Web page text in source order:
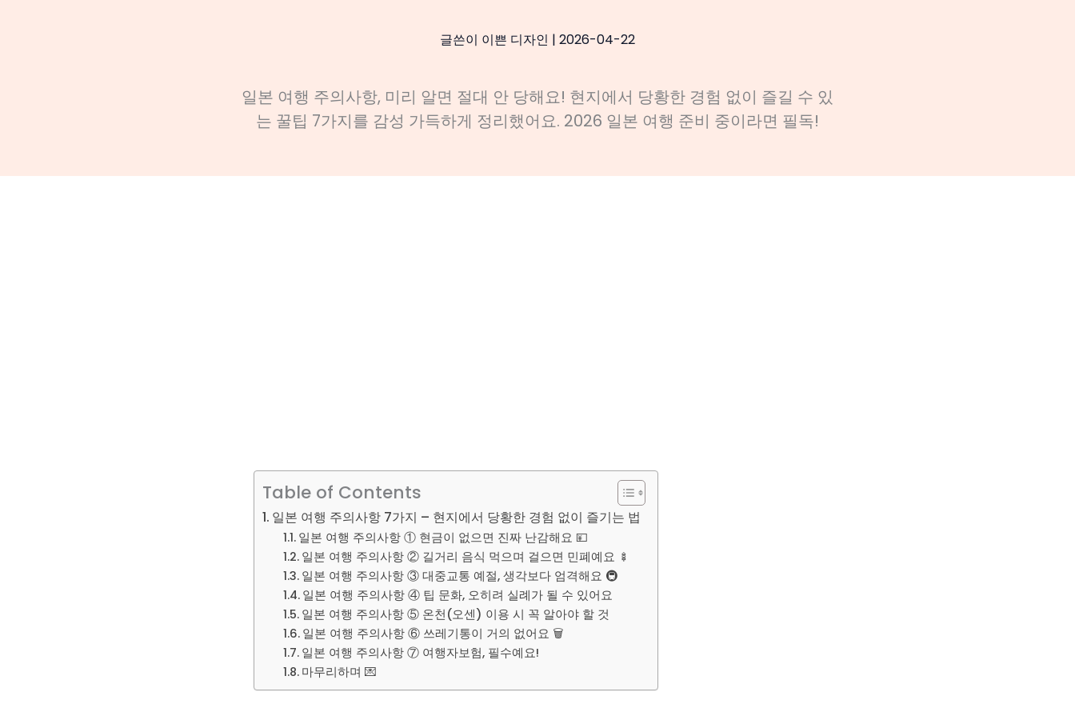
글쓴이 이쁜 디자인 | 2026-04-22
일본 여행 주의사항, 미리 알면 절대 안 당해요! 현지에서 당황한 경험 없이 즐길 수 있
는 꿀팁 7가지를 감성 가득하게 정리했어요. 2026 일본 여행 준비 중이라면 필독!
Table of Contents
일본 여행 주의사항 7가지 – 현지에서 당황한 경험 없이 즐기는 법
일본 여행 주의사항 ① 현금이 없으면 진짜 난감해요 💴
일본 여행 주의사항 ② 길거리 음식 먹으며 걸으면 민폐예요 🍢
일본 여행 주의사항 ③ 대중교통 예절, 생각보다 엄격해요 🚇
일본 여행 주의사항 ④ 팁 문화, 오히려 실례가 될 수 있어요
일본 여행 주의사항 ⑤ 온천(오센) 이용 시 꼭 알아야 할 것
일본 여행 주의사항 ⑥ 쓰레기통이 거의 없어요 🗑️
일본 여행 주의사항 ⑦ 여행자보험, 필수예요!
마무리하며 💌